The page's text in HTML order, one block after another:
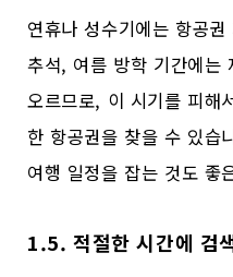
연휴나 성수기에는 항공
추석, 여름 방학 기간에는
오르므로, 이 시기를 피해
한 항공권을 찾을 수 있습
여행 일정을 잡는 것도 좋
1.5. 적절한 시간에 검